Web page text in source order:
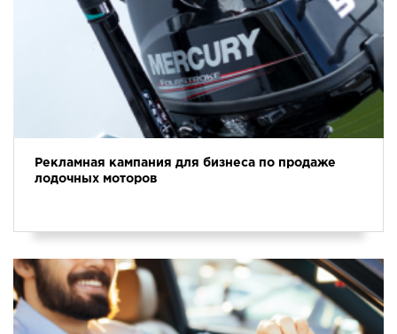
Рекламная кампания для бизнеса по продаже
лодочных моторов